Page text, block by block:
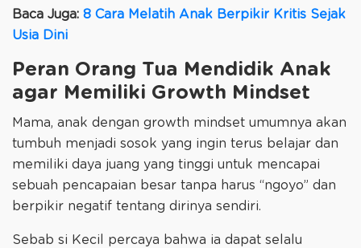
Baca Juga: 8 Cara Melatih Anak Berpikir Kritis Sejak
Usia Dini
Peran Orang Tua Mendidik Anak
agar Memiliki Growth Mindset
Mama, anak dengan growth mindset umumnya akan
tumbuh menjadi sosok yang ingin terus belajar dan
memiliki daya juang yang tinggi untuk mencapai
sebuah pencapaian besar tanpa harus “ngoyo” dan
berpikir negatif tentang dirinya sendiri.
Sebab si Kecil percaya bahwa ia dapat selalu